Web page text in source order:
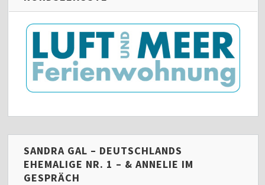
SANDRA GAL – DEUTSCHLANDS
EHEMALIGE NR. 1 – & ANNELIE IM
GESPRÄCH